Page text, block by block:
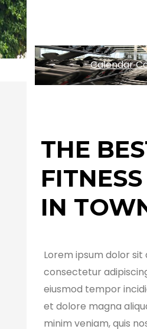
Calendar
THE
IN
Lorem ipsum dolor sit
consectetur
eiusmod tempor
et dolore magna
minim veniam, quis